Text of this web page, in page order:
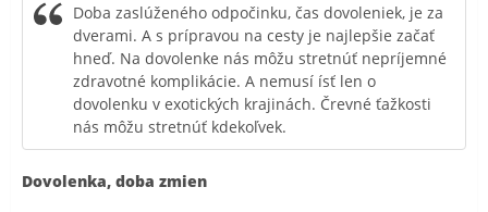
Doba zaslúženého odpočinku, čas dovoleniek, je za
dverami. A s prípravou na cesty je najlepšie začať
hneď. Na dovolenke nás môžu stretnúť nepríjemné
zdravotné komplikácie. A nemusí ísť len o
dovolenku v exotických krajinách. Črevné ťažkosti
nás môžu stretnúť kdekoľvek.
Dovolenka, doba zmien